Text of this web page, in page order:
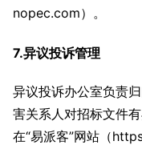
nopec.com）。
7.异议投诉管理
异议投诉办公室负责
害关系人对招标文件
在“易派客”网站（